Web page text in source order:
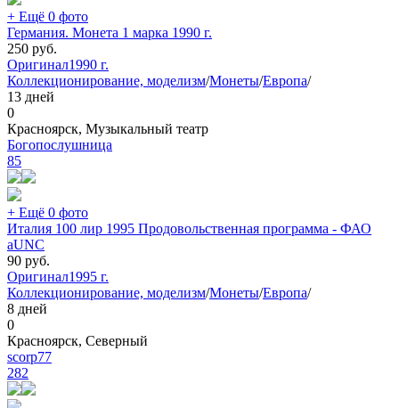
+ Ещё 0 фото
Германия. Монета 1 марка 1990 г.
250 руб.
Оригинал1990 г.
Коллекционирование, моделизм/Монеты/Европа/
13 дней
0
Красноярск, Музыкальный театр
Богопослушница
85
+ Ещё 0 фото
Италия 100 лир 1995 Продовольственная программа - ФАО
aUNC
90 руб.
Оригинал1995 г.
Коллекционирование, моделизм/Монеты/Европа/
8 дней
0
Красноярск, Северный
scorp77
282